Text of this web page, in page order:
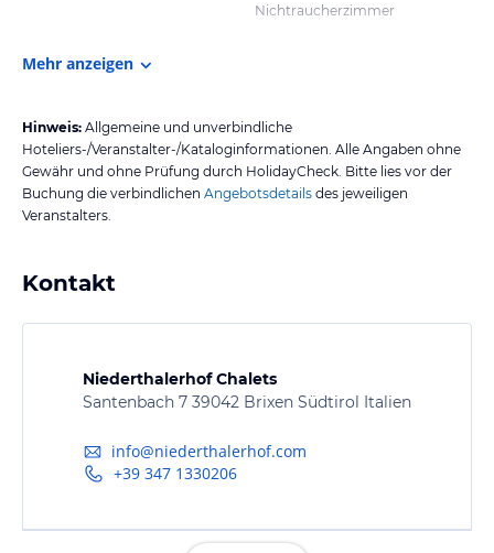
Nichtraucherzimmer
Mehr anzeigen
Hinweis: Allgemeine und unverbindliche
Hoteliers-/Veranstalter-/Kataloginformationen. Alle Angaben ohne
Gewähr und ohne Prüfung durch HolidayCheck. Bitte lies vor der
Buchung die verbindlichen Angebotsdetails des jeweiligen
Veranstalters.
Kontakt
Niederthalerhof Chalets
Santenbach 7 39042 Brixen Südtirol Italien
info@niederthalerhof.com
+39 347 1330206